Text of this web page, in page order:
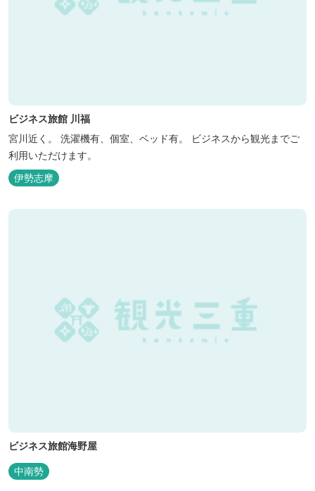
ビジネス旅館 川福
宮川近く。 洗濯機有、個室、ベッド有。 ビジネスから観光までご
利用いただけます。
伊勢志摩
ビジネス旅館海野屋
中南勢